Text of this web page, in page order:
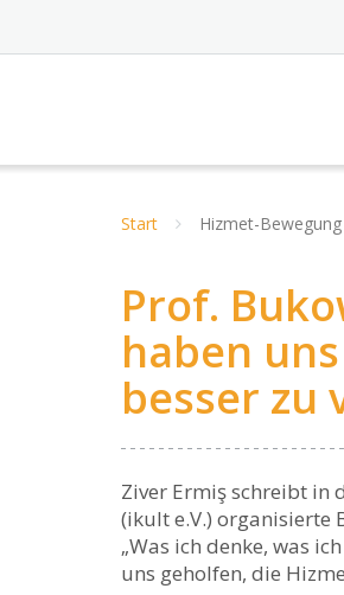
Start Hizmet-Bewegung
Prof.
haben
besser zu
Ziver Ermiş schreibt in
(ikult e.V.) organisierte
„Was ich denke, was
uns geholfen, die